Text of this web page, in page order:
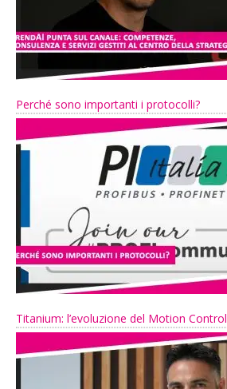
Perché sono importanti i protocolli?
Titanium: l’evoluzione del Motion Control